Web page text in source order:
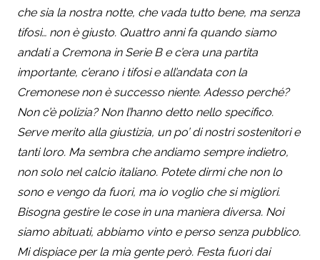
che sia la nostra notte, che vada tutto bene, ma senza
tifosi… non è giusto. Quattro anni fa quando siamo
andati a Cremona in Serie B e c’era una partita
importante, c’erano i tifosi e all’andata con la
Cremonese non è successo niente. Adesso perché?
Non c’è polizia? Non l’hanno detto nello specifico.
Serve merito alla giustizia, un po’ di nostri sostenitori e
tanti loro. Ma sembra che andiamo sempre indietro,
non solo nel calcio italiano. Potete dirmi che non lo
sono e vengo da fuori, ma io voglio che si migliori.
Bisogna gestire le cose in una maniera diversa. Noi
siamo abituati, abbiamo vinto e perso senza pubblico.
Mi dispiace per la mia gente però. Festa fuori dai